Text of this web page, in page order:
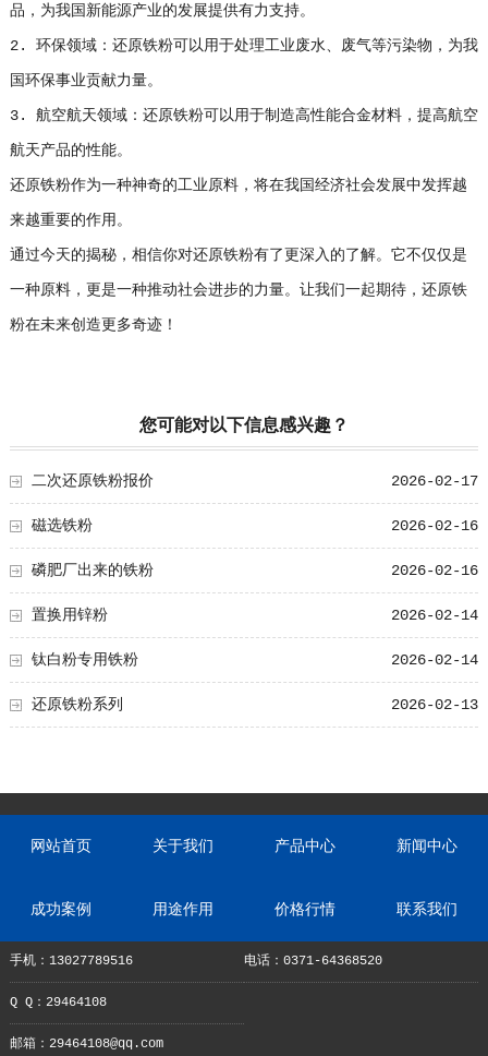
品，为我国新能源产业的发展提供有力支持。
2. 环保领域：还原铁粉可以用于处理工业废水、废气等污染物，为我
国环保事业贡献力量。
3. 航空航天领域：还原铁粉可以用于制造高性能合金材料，提高航空
航天产品的性能。
还原铁粉作为一种神奇的工业原料，将在我国经济社会发展中发挥越
来越重要的作用。
通过今天的揭秘，相信你对还原铁粉有了更深入的了解。它不仅仅是
一种原料，更是一种推动社会进步的力量。让我们一起期待，还原铁
粉在未来创造更多奇迹！
您可能对以下信息感兴趣？
2026-02-17
二次还原铁粉报价
2026-02-16
磁选铁粉
2026-02-16
磷肥厂出来的铁粉
2026-02-14
置换用锌粉
2026-02-14
钛白粉专用铁粉
2026-02-13
还原铁粉系列
网站首页 关于我们 产品中心 新闻中心
成功案例 用途作用 价格行情 联系我们
手机：13027789516 电话：0371-64368520
Q Q：29464108
邮箱：29464108@qq.com